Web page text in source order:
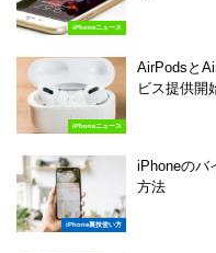
iPhoneニュース
iPhoneニュース
AirPodsと
ビス提供開
iPhone裏技使い方
iPhoneのバ
方法